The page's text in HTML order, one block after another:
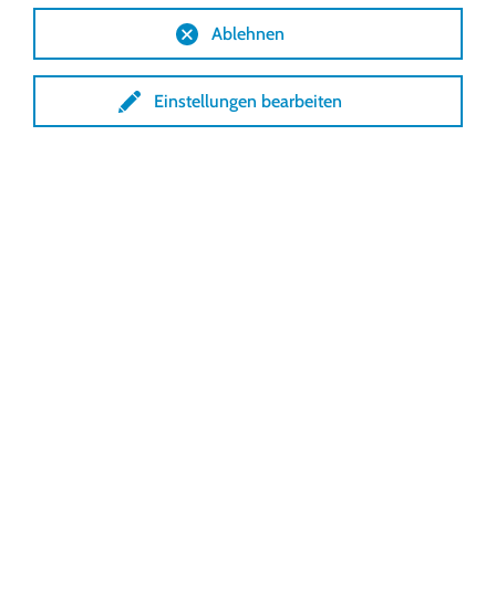
Garantiebedingungen
Einstellungen bearbeiten
Ablehnen